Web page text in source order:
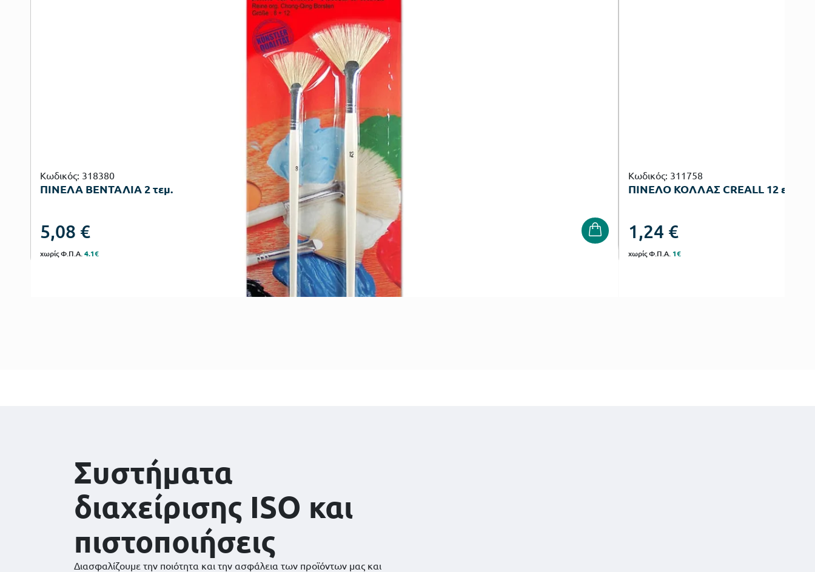
Κωδικός: 318380
ΠΙΝΕΛΑ ΒΕΝΤΑΛΙΑ 2 τεμ.
5,08 €
χωρίς Φ.Π.Α.4.1€
Κωδικός: 311758
ΠΙΝΕΛΟ ΚΟΛΛΑΣ CREALL 12 εκ.
1,24 €
χωρίς Φ.Π.Α. 1€
Συστήματα
διαχείρισης ISO και
πιστοποιήσεις
Διασφαλίζουμε την ποιότητα και την ασφάλεια των προϊόντων μας και